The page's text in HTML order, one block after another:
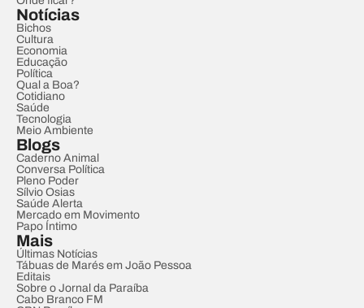
Notícias
Bichos
Cultura
Economia
Educação
Política
Qual a Boa?
Cotidiano
Saúde
Tecnologia
Meio Ambiente
Blogs
Caderno Animal
Conversa Política
Pleno Poder
Sílvio Osias
Saúde Alerta
Mercado em Movimento
Papo Íntimo
Mais
Últimas Notícias
Tábuas de Marés em João Pessoa
Editais
Sobre o Jornal da Paraíba
Cabo Branco FM